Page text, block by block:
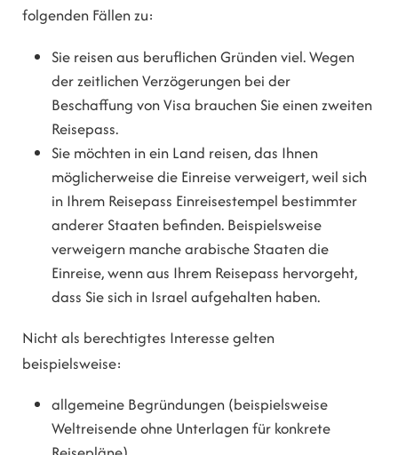
folgenden Fällen zu:
Sie reisen aus beruflichen Gründen viel. Wegen
der zeitlichen Verzögerungen bei der
Beschaffung von Visa brauchen Sie einen zweiten
Reisepass.
Sie möchten in ein Land reisen, das Ihnen
möglicherweise die Einreise verweigert, weil sich
in Ihrem Reisepass Einreisestempel bestimmter
anderer Staaten befinden. Beispielsweise
verweigern manche arabische Staaten die
Einreise, wenn aus Ihrem Reisepass hervorgeht,
dass Sie sich in Israel aufgehalten haben.
Nicht als berechtigtes Interesse gelten
beispielsweise:
allgemeine Begründungen (beispielsweise
Weltreisende ohne Unterlagen für konkrete